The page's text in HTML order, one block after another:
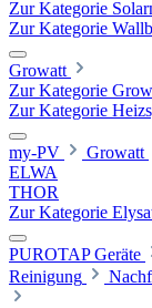
Zur Kategorie
Zur Kategorie
Growatt
Zur Kategorie
Zur Kategorie
my-PV Growatt
ELWA
THOR
Zur Kategorie
PUROTAP Geräte
Reinigung